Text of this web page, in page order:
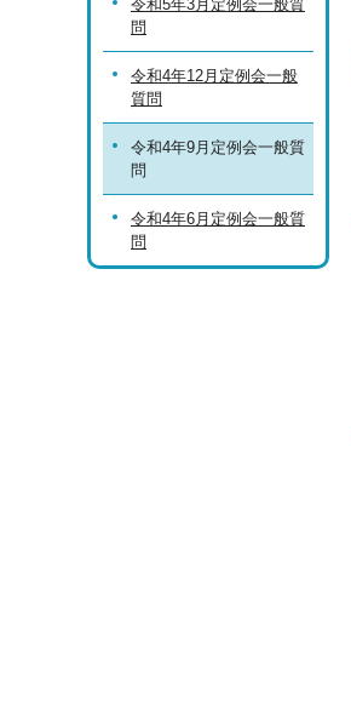
令和5年3月定例会一般質
問
令和4年12月定例会一般
質問
令和4年9月定例会一般質
問
令和4年6月定例会一般質
問